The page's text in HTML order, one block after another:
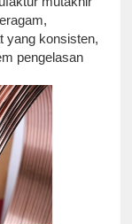
yang konsisten,
pengelasan